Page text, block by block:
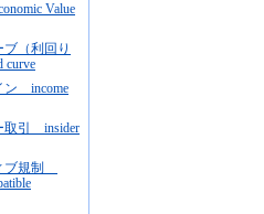
Value
（利回り
ン income
取引 insider
ブ規制